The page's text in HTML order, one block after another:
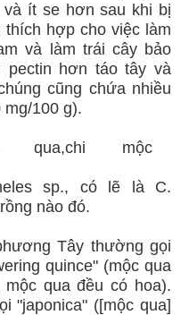
ít se hơn sau khi bị
hợp cho việc làm
và làm trái cây bảo
pectin hơn táo tây và
cũng chứa nhiều
100 g).
sp., có lẽ là C.
nào đó.
Tây thường gọi
quince" (mộc qua
qua đều có hoa).
"japonica" ([mộc qua]